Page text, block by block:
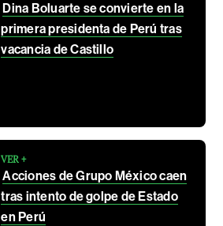
Dina Boluarte se convierte en la
primera presidenta de Perú tras
vacancia de Castillo
VER +
Acciones de Grupo México caen
tras intento de golpe de Estado
en Perú